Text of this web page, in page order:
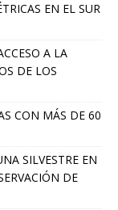
EN EL SUR
A LA
DE LOS
CON MÁS DE 60
SILVESTRE EN
DE